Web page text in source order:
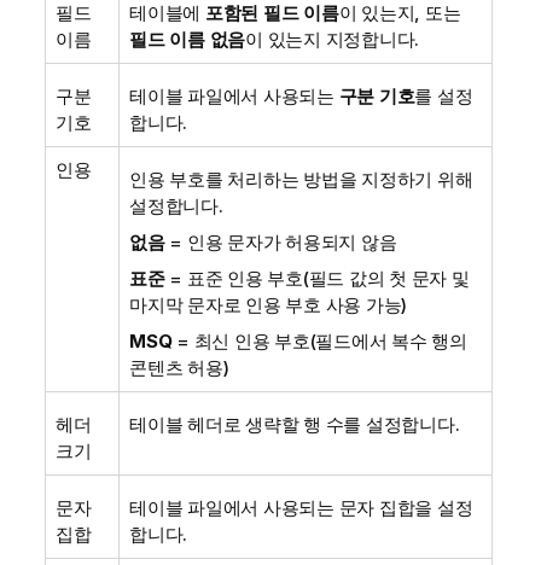
필드
이름
테이블에 포함된 필드 이름이 있는지, 또는
필드 이름 없음이 있는지 지정합니다.
구분
기호
테이블 파일에서 사용되는 구분 기호를 설정
합니다.
인용
인용 부호를 처리하는 방법을 지정하기 위해
설정합니다.
없음= 인용 문자가 허용되지 않음
표준= 표준 인용 부호(필드 값의 첫 문자 및
마지막 문자로 인용 부호 사용 가능)
MSQ= 최신 인용 부호(필드에서 복수 행의
콘텐츠 허용)
헤더
크기
테이블 헤더로 생략할 행 수를 설정합니다.
문자
집합
테이블 파일에서 사용되는 문자 집합을 설정
합니다.